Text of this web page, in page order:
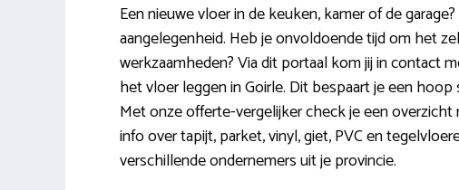
Een nieuwe vloer in de keuken, kamer of de
aangelegenheid. Heb je onvoldoende tijd om het
werkzaamheden? Via dit portaal kom jij in contact
het vloer leggen in Goirle. Dit bespaart je een
Met onze offerte-vergelijker check je een
info over tapijt, parket, vinyl, giet, PVC en
verschillende ondernemers uit je provincie.